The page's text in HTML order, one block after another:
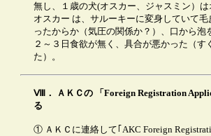
無し、１歳の犬(オスカー、ジャスミン）
オスカー は、サルーキーに変身していて
ったからか（気圧の関係か？）、口から泡
２～３日食欲が無く、具合が悪かった（す
た）。
Ⅷ． ＡＫＣの 「Foreign Registration
る
① ＡＫＣに連絡して｢AKC Foreign